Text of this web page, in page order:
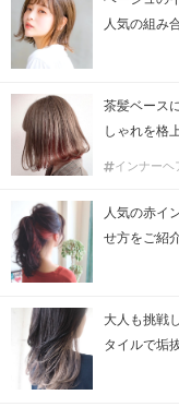
人気の組み
茶髪ベース
しゃれを格
インナーヘ
人気の赤イ
せ方をご紹
大人も挑戦
タイルで垢